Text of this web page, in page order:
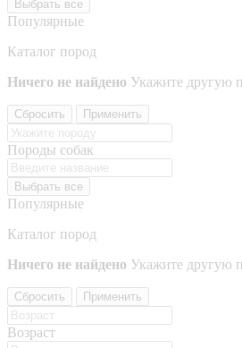
Выбрать все
Популярные
Каталог пород
Ничего не найдено Укажите другую
Сбросить Применить
Породы собак
Выбрать все
Популярные
Каталог пород
Ничего не найдено Укажите другую
Сбросить Применить
Возраст